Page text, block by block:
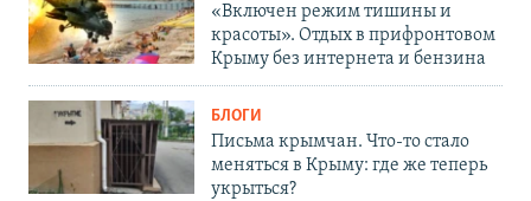
«Включен режим тишины и
красоты». Отдых в прифронтовом
Крыму без интернета и бензина
БЛОГИ
Письма крымчан. Что-то стало
меняться в Крыму: где же теперь
укрыться?